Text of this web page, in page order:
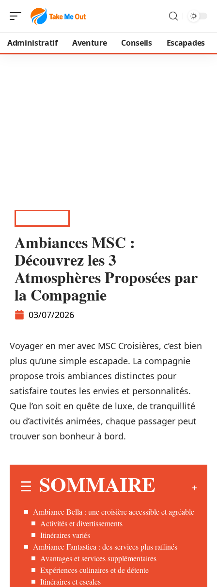
Administratif Aventure Conseils Escapades
Ambiances MSC :
Découvrez les 3
Atmosphères Proposées par
la Compagnie
03/07/2026
Voyager en mer avec MSC Croisières, c’est bien
plus qu’une simple escapade. La compagnie
propose trois ambiances distinctes pour
satisfaire toutes les envies et personnalités.
Que l’on soit en quête de luxe, de tranquillité
ou d’activités animées, chaque passager peut
trouver son bonheur à bord.
SOMMAIRE
Ambiance Bella : une croisière accessible et agréable
Activités et divertissements
Itinéraires variés
Ambiance Fantastica : des services plus raffinés
Avantages et services supplémentaires
Expériences culinaires et de détente
Itinéraires et escales